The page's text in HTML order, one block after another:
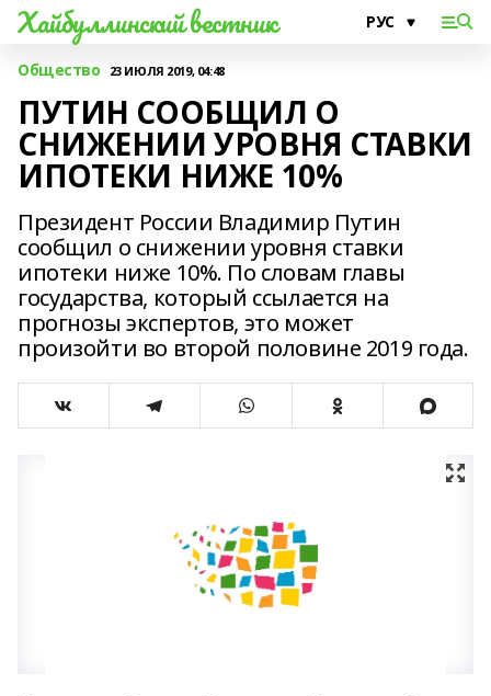
Хайбуллинский вестник
Общество 23 ИЮЛЯ 2019, 04:48
ПУТИН СООБЩИЛ О
СНИЖЕНИИ УРОВНЯ СТАВКИ
ИПОТЕКИ НИЖЕ 10%
Президент России Владимир Путин
сообщил о снижении уровня ставки
ипотеки ниже 10%. По словам главы
государства, который ссылается на
прогнозы экспертов, это может
произойти во второй половине 2019 года.